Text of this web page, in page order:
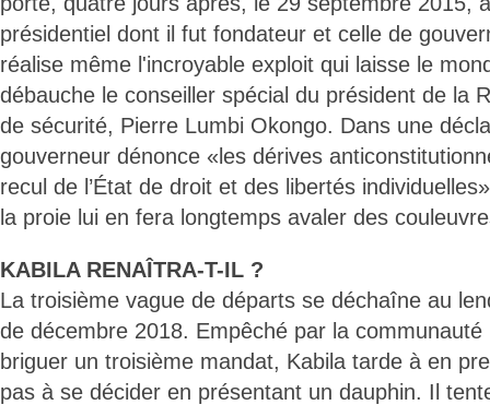
présidentiel dont il fut fondateur et celle de
réalise même l'incroyable exploit qui laisse le
débauche le conseiller spécial du président de la
de sécurité, Pierre Lumbi Okongo. Dans une
gouverneur dénonce «les dérives
recul de l’État de droit et des libertés
la proie lui en fera longtemps avaler des
KABILA RENAÎTRA-T-IL ?
La troisième vague de départs se déchaîne au
de décembre 2018. Empêché par la communauté
briguer un troisième mandat, Kabila tarde à en
pas à se décider en présentant un dauphin. Il